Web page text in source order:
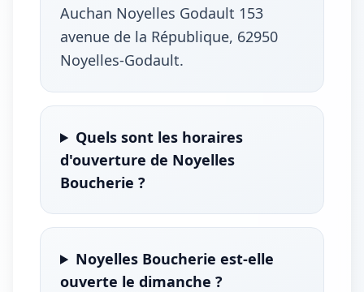
Auchan Noyelles Godault 153
avenue de la République, 62950
Noyelles-Godault.
Quels sont les horaires
d'ouverture de Noyelles
Boucherie ?
Noyelles Boucherie est-elle
ouverte le dimanche ?